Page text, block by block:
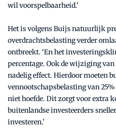
wil voorspelbaarheid.’
Het is volgens Buijs natuurlijk
overdrachtsbelasting verder
ontbreekt. ‘En het
percentage. Ook de wijziging
nadelig effect. Hierdoor moeten
vennootschapsbelasting van
niet hoefde. Dit zorgt voor extra
buitenlandse investeerders
investeren.’